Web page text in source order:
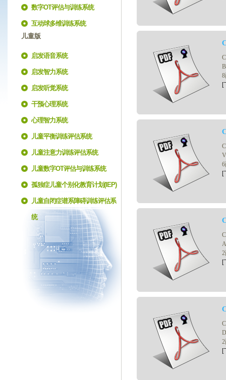
数字OT评估与训练系统
互动球多维训练系统
儿童版
启发语音系统
启发智力系统
启发听觉系统
干预心理系统
心理智力系统
儿童平衡训练评估系统
儿童注意力训练评估系统
儿童数字OT评估与训练系统
孤独症儿童个别化教育计划(IEP)
训练评估系统
儿童自闭症谱系障碍训练评估系
统
[
[
[
[